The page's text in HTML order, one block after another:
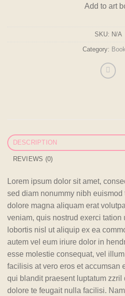
Add to art
SKU: N/A
Category:
DESCRIPTION
REVIEWS (0)
Lorem ipsum dolor sit amet,
sed diam nonummy nibh
dolore magna aliquam erat
veniam, quis nostrud exerci tation
lobortis nisl ut aliquip ex ea
autem vel eum iriure dolor in
esse molestie consequat, vel
facilisis at vero eros et accumsan
qui blandit praesent luptatum
dolore te feugait nulla facilisi.